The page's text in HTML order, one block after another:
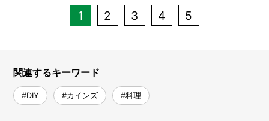
1 2 3 4 5
関連するキーワード
#DIY #カインズ #料理